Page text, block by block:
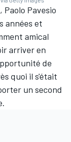
Pavesio
années et
amical
arriver en
de
quoi il s'était
un second